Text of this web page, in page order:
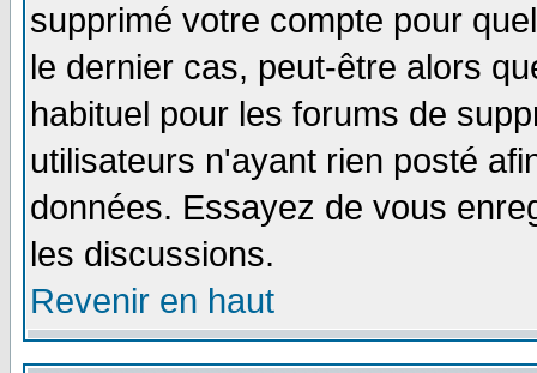
supprimé votre compte pour
le dernier cas, peut-être alors
habituel pour les forums de
utilisateurs n'ayant rien posté
données. Essayez de vous
les discussions.
Revenir en haut